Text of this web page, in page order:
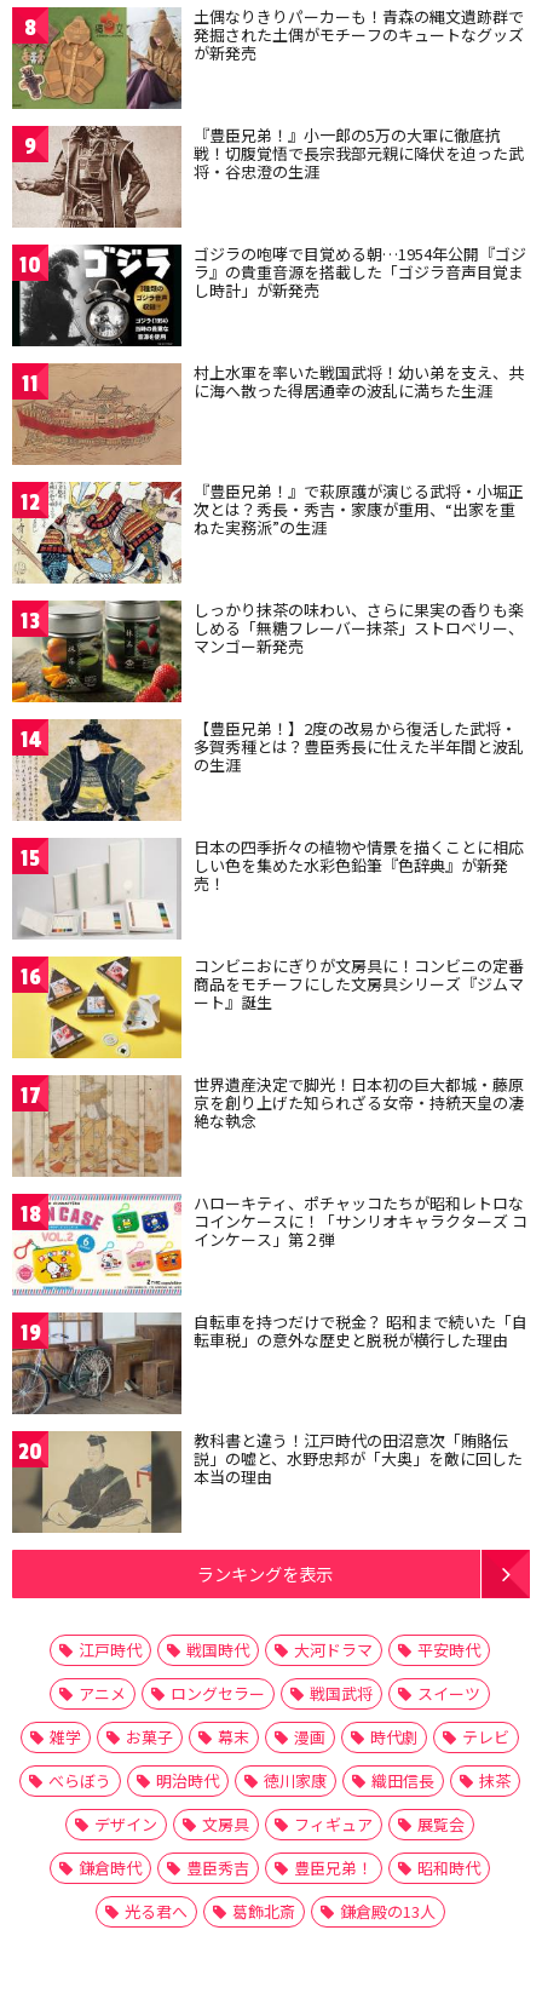
8 土偶なりきりパーカーも！青森の縄文遺跡群で
発掘された土偶がモチーフのキュートなグッズ
が新発売
9 『豊臣兄弟！』小一郎の5万の大軍に徹底抗
戦！切腹覚悟で長宗我部元親に降伏を迫った武
将・谷忠澄の生涯
10 ゴジラの咆哮で目覚める朝…1954年公開『ゴジ
ラ』の貴重音源を搭載した「ゴジラ音声目覚ま
し時計」が新発売
11 村上水軍を率いた戦国武将！幼い弟を支え、共
に海へ散った得居通幸の波乱に満ちた生涯
12 『豊臣兄弟！』で萩原護が演じる武将・小堀正
次とは？秀長・秀吉・家康が重用、“出家を重
ねた実務派”の生涯
13 しっかり抹茶の味わい、さらに果実の香りも楽
しめる「無糖フレーバー抹茶」ストロベリー、
マンゴー新発売
14 【豊臣兄弟！】2度の改易から復活した武将・
多賀秀種とは？豊臣秀長に仕えた半年間と波乱
の生涯
15 日本の四季折々の植物や情景を描くことに相応
しい色を集めた水彩色鉛筆『色辞典』が新発
売！
16 コンビニおにぎりが文房具に！コンビニの定番
商品をモチーフにした文房具シリーズ『ジムマ
ート』誕生
17 世界遺産決定で脚光！日本初の巨大都城・藤原
京を創り上げた知られざる女帝・持統天皇の凄
絶な執念
18 ハローキティ、ポチャッコたちが昭和レトロな
コインケースに！「サンリオキャラクターズ コ
インケース」第２弾
19 自転車を持つだけで税金？ 昭和まで続いた「自
転車税」の意外な歴史と脱税が横行した理由
20 教科書と違う！江戸時代の田沼意次「賄賂伝
説」の嘘と、水野忠邦が「大奥」を敵に回した
本当の理由
ランキングを表示
江戸時代 戦国時代 大河ドラマ
平安時代
アニメ
ロングセラー 戦国武将
スイーツ
雑学
お菓子 幕末 漫画 時代劇
テレビ
べらぼう
明治時代 徳川家康 織田信長
抹茶
デザイン
文房具 フィギュア
展覧会
鎌倉時代
豊臣秀吉 豊臣兄弟！
昭和時代
光る君へ
葛飾北斎 鎌倉殿の13人